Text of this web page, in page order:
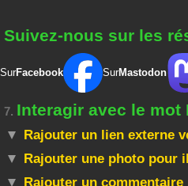
Suivez-nous sur les
SurFacebook SurMastodon
7. Interagir avec le mot
Rajouter un lien externe
Rajouter une photo pour
Rajouter un commentaire